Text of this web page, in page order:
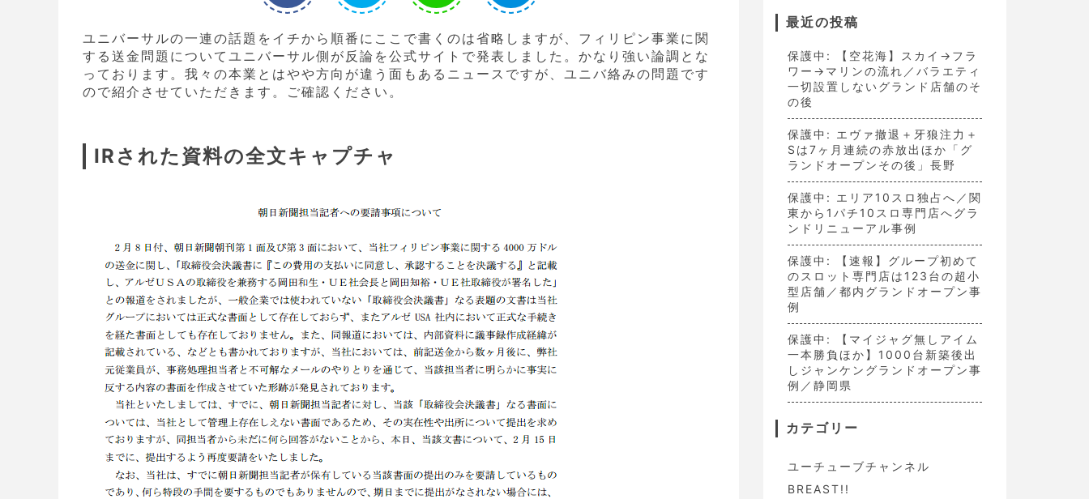
ユニバーサルの一連の話題をイチから順番にここで書くのは省略しますが、フィリピン事業に関
する送金問題についてユニバーサル側が反論を公式サイトで発表しました。かなり強い論調とな
っております。我々の本業とはやや方向が違う面もあるニュースですが、ユニバ絡みの問題です
ので紹介させていただきます。ご確認ください。
IRされた資料の全文キャプチャ
最近の投稿
保護中: 【空花海】スカイ→フラ
ワー→マリンの流れ／バラエティ
一切設置しないグランド店舗のそ
の後
保護中: エヴァ撤退＋牙狼注力＋
Sは7ヶ月連続の赤放出ほか「グ
ランドオープンその後」長野
保護中: エリア10スロ独占へ／関
東から1パチ10スロ専門店へグラ
ンドリニューアル事例
保護中: 【速報】グループ初めて
のスロット専門店は123台の超小
型店舗／都内グランドオープン事
例
保護中: 【マイジャグ無しアイム
一本勝負ほか】1000台新築後出
しジャンケングランドオープン事
例／静岡県
カテゴリー
ユーチューブチャンネル
BREAST!!